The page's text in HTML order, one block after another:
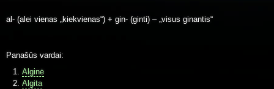
al- (alei vienas „kiekvienas“) + gin- (ginti) – „visus ginantis“
Panašūs vardai:
Alginė
Algita